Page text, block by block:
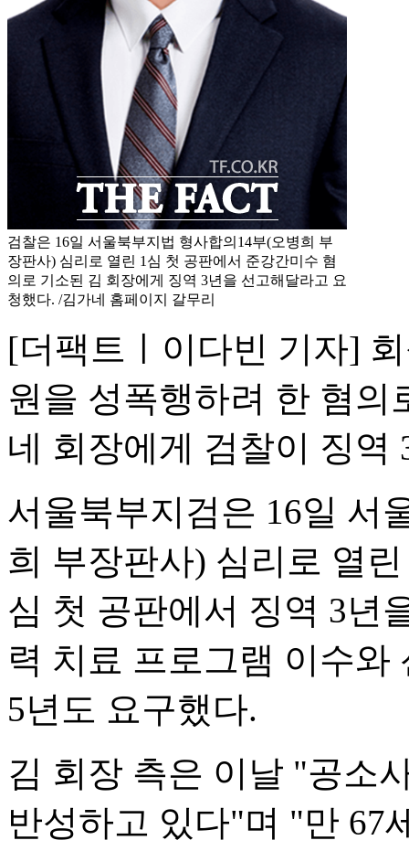
검찰은 16일 서울북부지법 형사합의14부(오병희 부
장판사) 심리로 열린 1심 첫 공판에서 준강간미수 혐
의로 기소된 김 회장에게 징역 3년을 선고해달라고 요
청했다. /김가네 홈페이지 갈무리
[더팩트ㅣ이다빈 기자]
원을 성폭행하려 한 혐의
네 회장에게 검찰이 징역
서울북부지검은 16일 서
희 부장판사) 심리로 열
심 첫 공판에서 징역 3년
력 치료 프로그램 이수와
5년도 요구했다.
김 회장 측은 이날 "공소
반성하고 있다"며 "만 67